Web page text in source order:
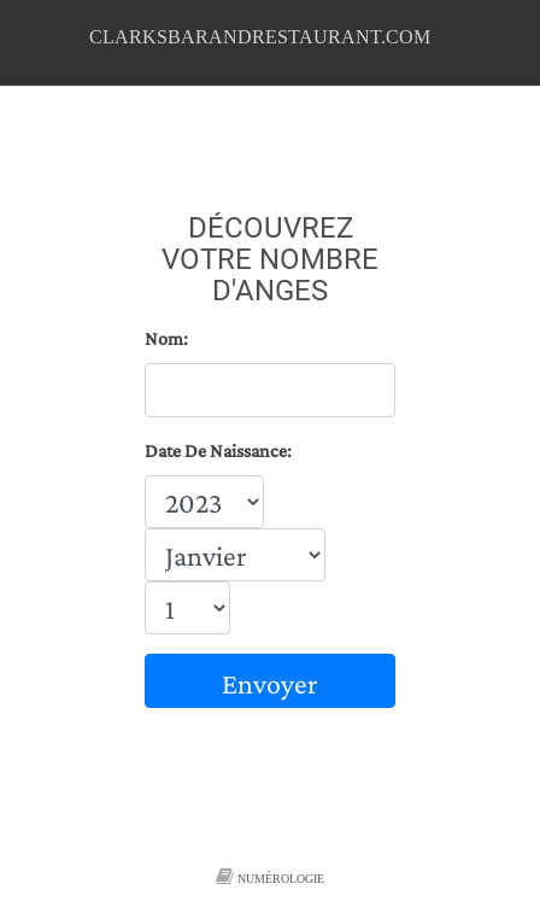
CLARKSBARANDRESTAURANT.COM
DÉCOUVREZ
VOTRE NOMBRE
D'ANGES
Nom:
Date De Naissance:
Envoyer
NUMÉROLOGIE